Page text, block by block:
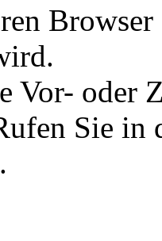
Vor- oder
Sie in